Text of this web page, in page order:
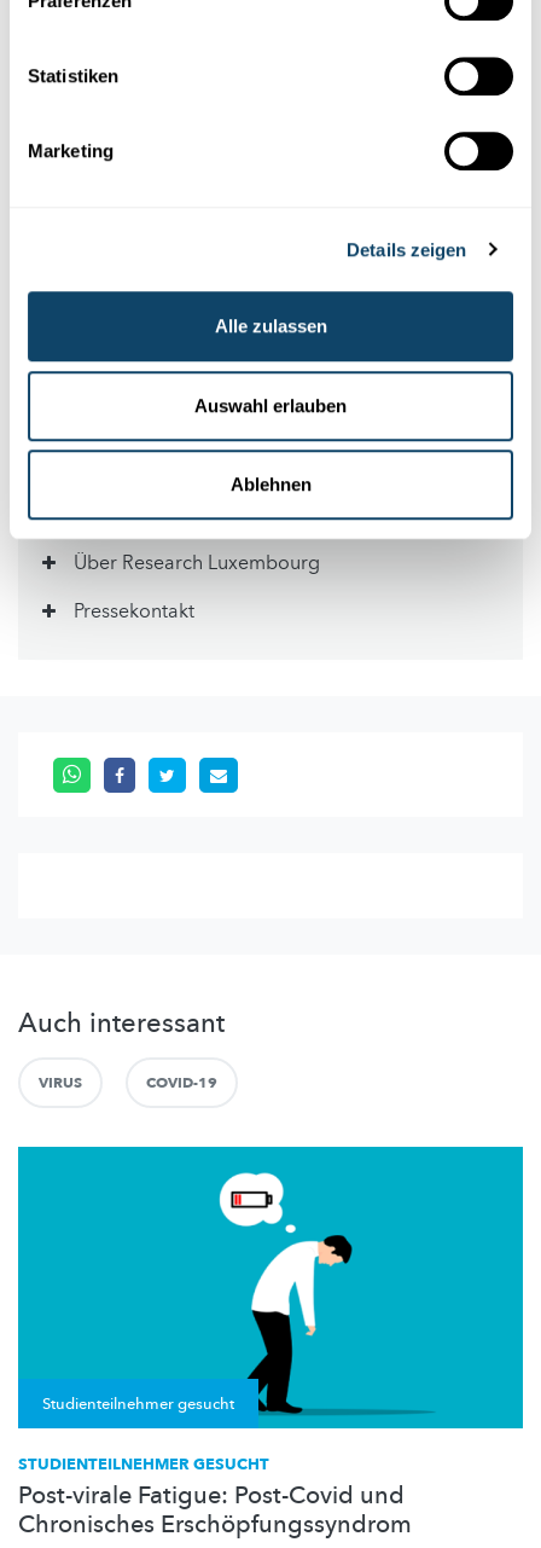
Statistiken
Marketing
Details zeigen
Alle zulassen
Auswahl erlauben
Ablehnen
Autor: Research Luxembourg
Editor: Michèle Weber (FNR)
Über Research Luxembourg
Pressekontakt
Auch interessant
VIRUS COVID-19
Studienteilnehmer gesucht
STUDIENTEILNEHMER GESUCHT
Post-virale Fatigue: Post-Covid und
Chronisches Erschöpfungssyndrom